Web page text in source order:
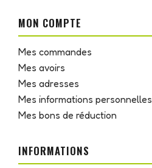
MON COMPTE
Mes commandes
Mes avoirs
Mes adresses
Mes informations personnelles
Mes bons de réduction
INFORMATIONS